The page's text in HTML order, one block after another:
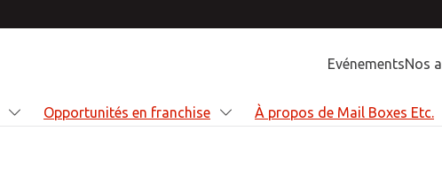
EvénementsNos
Opportunités en franchise À propos de Mail Boxes Etc.